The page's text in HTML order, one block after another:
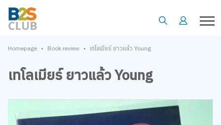
Homepage • Book review • เทโลเมียร์ ยาวแล้ว Young
เทโลเมียร์ ยาวแล้ว Young